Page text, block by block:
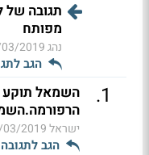
תגובה של
מפותח
נהג2019 03:52
הגב
1
.
השמאל
ישראל2019 16:28
הגב לתגובה